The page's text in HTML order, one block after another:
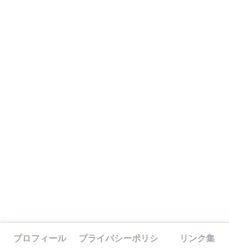
プロフィール プライバシーポリシー リンク集